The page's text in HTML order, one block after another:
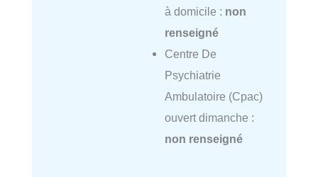
à domicile : non
renseigné
Centre De
Psychiatrie
Ambulatoire (Cpac)
ouvert dimanche :
non renseigné